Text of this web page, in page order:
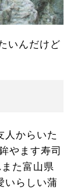
いんだけど
人からいた
やます寿司
た富山県
いらしい蒲